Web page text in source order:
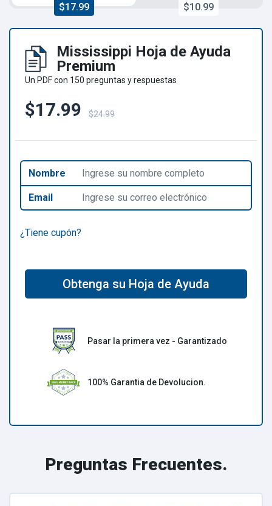
$10.99
$17.99
Mississippi Hoja de Ayuda
Premium
Un PDF con 150 preguntas y respuestas
$17.99 $24.99
Nombre
Email
¿Tiene cupón?
Obtenga su Hoja de Ayuda
Pasar la primera vez - Garantizado
100% Garantia de Devolucion.
Preguntas Frecuentes.